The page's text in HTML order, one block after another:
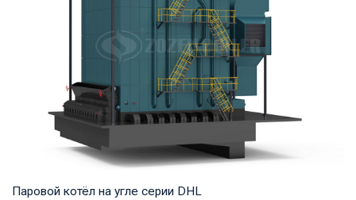
Паровой котёл на угле серии DHL